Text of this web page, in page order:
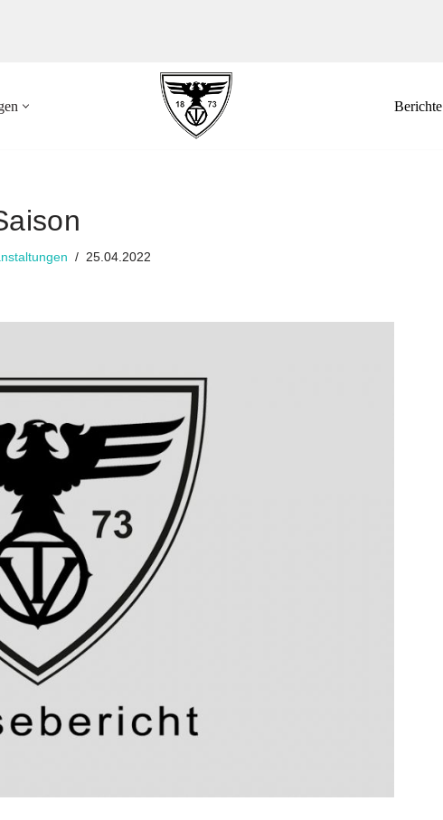
Berichte
25.04.2022